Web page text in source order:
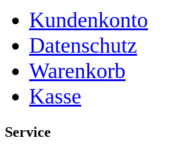
Kundenkonto
Datenschutz
Warenkorb
Kasse
Service